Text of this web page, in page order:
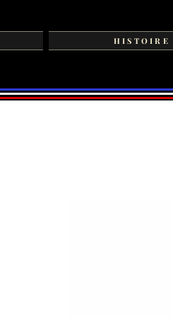
HISTOIRE